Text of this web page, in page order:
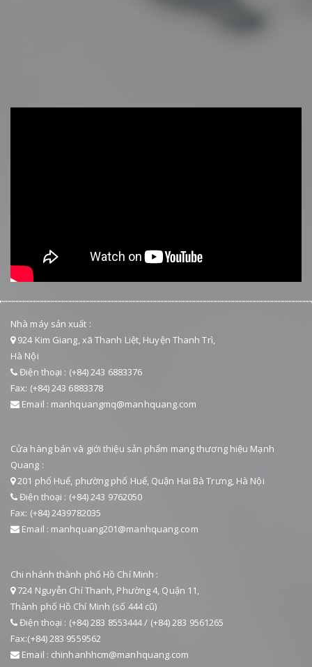
Nhà máy sản xuất :
924 Kim Giang, xã Thanh Liệt, Huyện Thanh Trì,
Hà Nội
Điện thoại : (+84) 243 6883376
Fax: (+84) 243 6883378
Email : manhquangmq@manhquang.com
Cửa hàng bán và giới thiệu sản phẩm mang thương hiệu Mạnh
Quang :
201 phố Huế, phường phố Huế, Quận Hai Bà Trưng, Hà Nội
Điện thoại : (+84) 243 9762050
Fax: (+84) 2439782035
Email : manhquang201@manhquang.com
Chi nhánh thành phố Hồ Chí Minh :
724 Nguyễn Chí Thanh, Phường 4, Quận 11,
Thành phố Hồ Chí Minh (số 444 cũ)
Điện thoại : (+84) 283 8553444 / (+84) 283 9561265
Fax:(+84) 283 9559562
Email : chinhanhhcm@manhquang.com